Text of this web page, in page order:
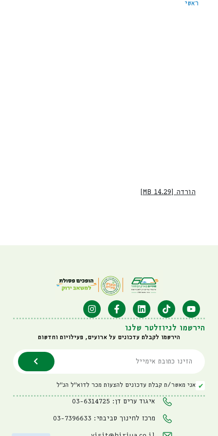
ראשי
הורדה [14.29 MB]
הירשמו לניוזלטר שלנו
הירשמו לקבלת עדכונים על ארועים, פעילויות וחדשות
אני מאשר/ת קבלת עדכונים להצעות מכר לדוא"ל הנ"ל
איגוד ערים דן: 03-6314725
מרכז לחינוך סביבתי: 03-7396633